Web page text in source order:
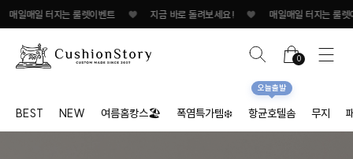
지는 룰렛이벤트 ♥ 지금 바로 돌려보세요! ♥ 매일매일 터지는 룰렛이벤트 ♥
0
BEST NEW 여름홈캉스🏖 폭염특가템❄️ 항균호텔솜
오늘출발
무지